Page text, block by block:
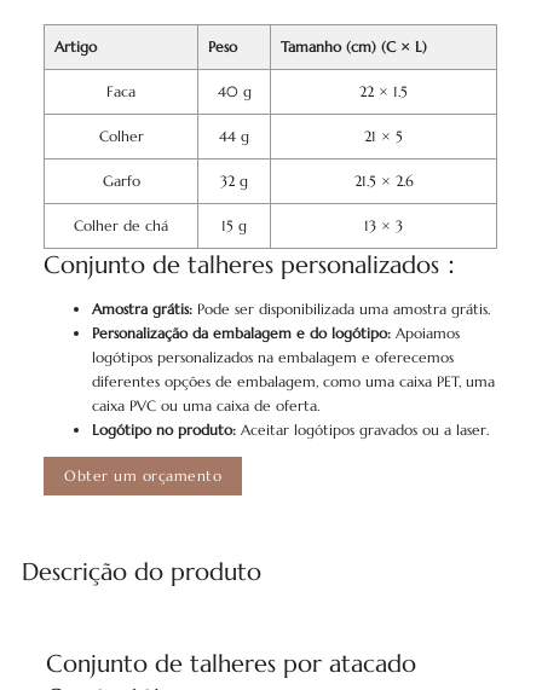
Artigo Peso Tamanho (cm) (C × L)
Faca 40 g 22 × 1.5
Colher 44 g 21 × 5
Garfo 32 g 21.5 × 2.6
Colher de chá 15 g 13 × 3
Conjunto de talheres personalizados：
Amostra grátis: Pode ser disponibilizada uma amostra grátis.
Personalização da embalagem e do logótipo: Apoiamos
logótipos personalizados na embalagem e oferecemos
diferentes opções de embalagem, como uma caixa PET, uma
caixa PVC ou uma caixa de oferta.
Logótipo no produto: Aceitar logótipos gravados ou a laser.
Obter um orçamento
Descrição do produto
Conjunto de talheres por atacado